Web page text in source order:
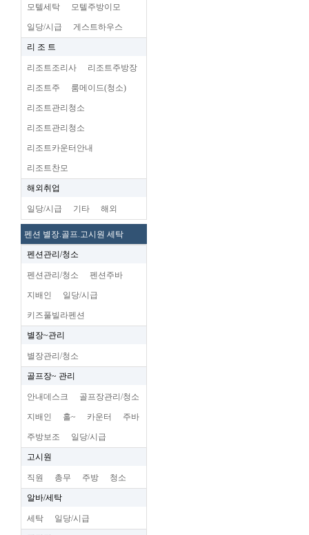
모텔세탁 모텔주방이모
일당/시급 게스트하우스
리 조 트
리조트조리사 리조트주방장
리조트주 룸메이드(청소)
리조트관리청소
리조트관리청소
리조트카운터안내
리조트찬모
해외취업
일당/시급 기타 해외
펜션 별장.골프.고시원 세탁
펜션관리/청소
펜션관리/청소 펜션주바
지배인 일당/시급
키즈풀빌라펜션
별장~관리
별장관리/청소
골프장~ 관리
안내데스크 골프장관리/청소
지배인 홀~ 카운터 주바
주방보조 일당/시급
고시원
직원 총무 주방 청소
알바/세탁
세탁 일당/시급